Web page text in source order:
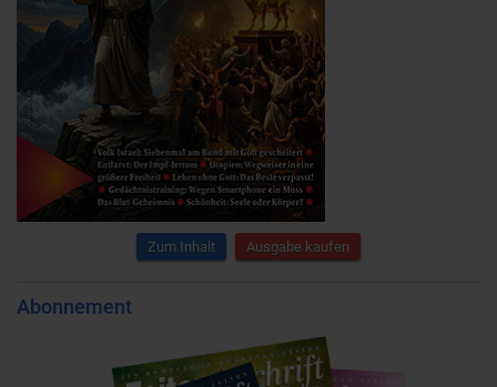
Zum Inhalt Ausgabe kaufen
Abonnement